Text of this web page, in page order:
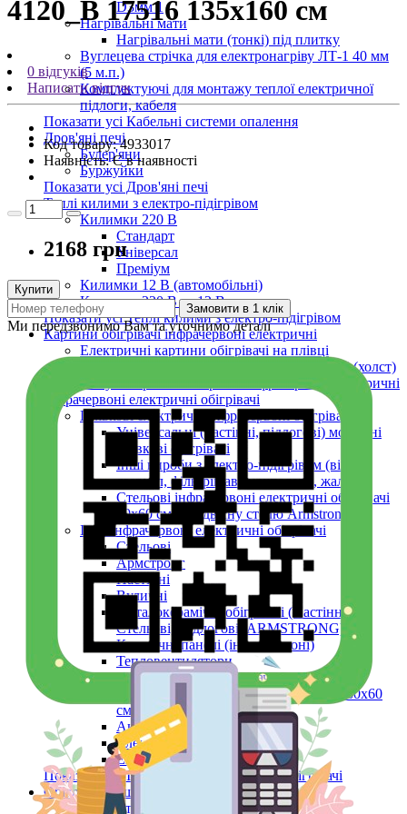
D3мм 1
Нагрівальні мати
Нагрівальні мати (тонкі) під плитку
Вуглецева стрічка для електронагріву ЛТ-1 40 мм
(5 м.п.)
Комплектуючі для монтажу теплої електричної
підлоги, кабеля
Показати усі Кабельні системи опалення
Дров'яні печі
Булер'яни
Буржуйки
Показати усі Дров'яні печі
Теплі килими з електро-підігрівом
Килимки 220 В
Стандарт
Універсал
Преміум
Килимки 12 В (автомобільні)
Килимки 220 В та 12 В
Показати усі Теплі килими з електро-підігрівом
Картини обігрівачі інфрачервоні електричні
Електричні картини обігрівачі на плівці
Інфрачервоні обігрівачі картини на полотні (холст)
Показати усі Картини обігрівачі інфрачервоні електричні
Інфрачервоні електричні обігрівачі
Плівкові електричні інфрачервоні обігрівачі
Універсальні (настінні, підлогові) мобільні
плівкові обігрівачі
Інші вироби з електро-підігрівом (вікон,
дзеркал, фільтрів авто, шпалери, жалюзі)
Стельові інфрачервоні електричні обігрівачі
60х60 см (в підвісну стелю Armstrong)
Інші інфрачервоні електричні обігрівачі
Стельові
Армстронг
Настінні
Вуличні
Металокерамічні обігрівачі (Настінні,
Стельові, Підлогові, ARMSTRONG)
Керамічні панелі (інфрачервоні)
Тепловентилятори
Інфрачервоний обігрівач конвекційний
металокерамічний Monocrystal Fenix 60x60
см 750 Вт
Аксесуари
Електричні рушникосушки
Електроконвектори
Показати усі Інфрачервоні електричні обігрівачі
Обігрів та сушіння
Взуття та одяг з електро-підігрівом
4120_B 17516 135х160 см
0 відгуків
Написати відгук
Код товару:4933017
Наявність: Є в наявності
2168 грн
Купити
Замовити в 1 клік
Ми передзвонимо Вам та уточнимо деталі